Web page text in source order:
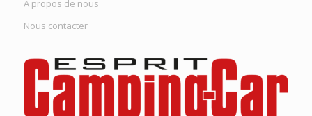
A propos de nous
Nous contacter